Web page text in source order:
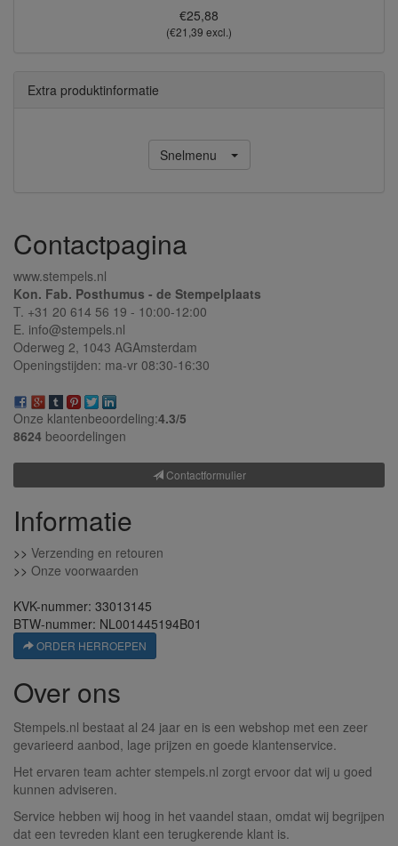
€25,88
(€21,39 excl.)
Extra produktinformatie
Snelmenu
Contactpagina
www.stempels.nl
Kon. Fab. Posthumus - de Stempelplaats
T. +31 20 614 56 19 - 10:00-12:00
E. info@stempels.nl
Oderweg 2, 1043 AGAmsterdam
Openingstijden: ma-vr 08:30-16:30
Onze klantenbeoordeling:4.3/5
8624 beoordelingen
Contactformulier
Informatie
>> Verzending en retouren
>> Onze voorwaarden
KVK-nummer: 33013145
BTW-nummer: NL001445194B01
ORDER HERROEPEN
Over ons
Stempels.nl bestaat al 24 jaar en is een webshop met een zeer
gevarieerd aanbod, lage prijzen en goede klantenservice.
Het ervaren team achter stempels.nl zorgt ervoor dat wij u goed
kunnen adviseren.
Service hebben wij hoog in het vaandel staan, omdat wij begrijpen
dat een tevreden klant een terugkerende klant is.